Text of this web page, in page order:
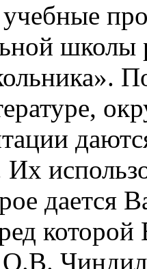
учебные
школы
дается
О.В.